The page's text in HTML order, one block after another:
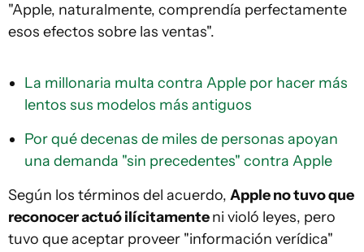
"Apple, naturalmente, comprendía perfectamente
esos efectos sobre las ventas".
La millonaria multa contra Apple por hacer más
lentos sus modelos más antiguos
Por qué decenas de miles de personas apoyan
una demanda "sin precedentes" contra Apple
Según los términos del acuerdo, Apple no tuvo que
reconocer actuó ilícitamenteni violó leyes, pero
tuvo que aceptar proveer "información verídica"